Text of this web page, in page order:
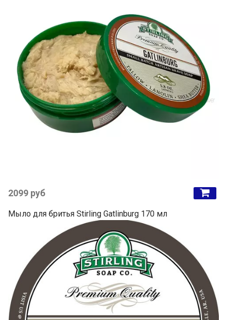
2099 руб
Мыло для бритья Stirling Gatlinburg 170 мл